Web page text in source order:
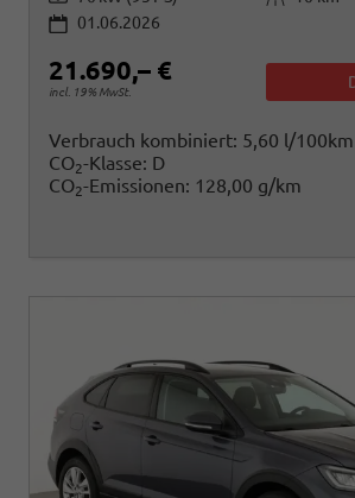
01.06.2026
21.690,– €
incl. 19% MwSt.
Verbrauch kombiniert: 5,60 l/100km
CO2-Klasse: D
CO2-Emissionen: 128,00 g/km